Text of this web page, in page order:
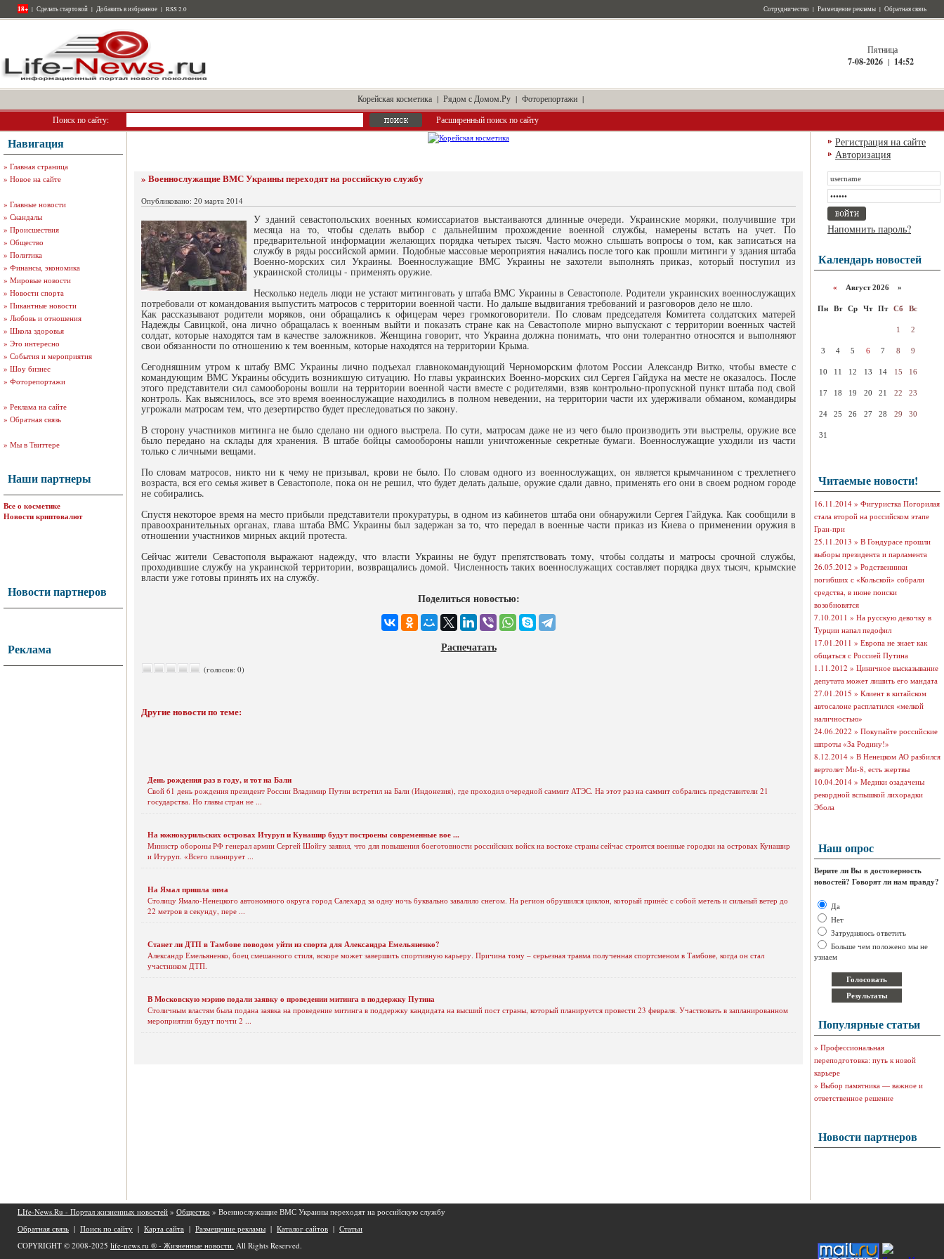
18+ | Сделать стартовой | Добавить в избранное | RSS 2.0 Сотрудничество | Размещение рекламы | Обратная связь
Пятница
7-08-2026 | 14:52
Корейская косметика | Рядом с Домом.Ру | Фоторепортажи |
Поиск по сайту:
Расширенный поиск по сайту
Навигация
» Главная страница
» Новое на сайте
» Главные новости
» Скандалы
» Происшествия
» Общество
» Политика
» Финансы, экономика
» Мировые новости
» Новости спорта
» Пикантные новости
» Любовь и отношения
» Школа здоровья
» Это интересно
» События и мероприятия
» Шоу бизнес
» Фоторепортажи
» Реклама на сайте
» Обратная связь
» Мы в Твиттере
Наши партнеры
Все о косметике
Новости криптовалют
Новости партнеров
Реклама
» Военнослужащие ВМС Украины переходят на российскую службу
Опубликовано: 20 марта 2014
У зданий севастопольских военных комиссариатов выстаиваются длинные очереди. Украинские моряки, получившие три
месяца на то, чтобы сделать выбор с дальнейшим прохождение военной службы, намерены встать на учет. По
предварительной информации желающих порядка четырех тысяч. Часто можно слышать вопросы о том, как записаться на
службу в ряды российской армии. Подобные массовые мероприятия начались после того как прошли митинги у здания штаба
Военно-морских сил Украины. Военнослужащие ВМС Украины не захотели выполнять приказ, который поступил из
украинской столицы - применять оружие.
Несколько недель люди не устают митинговать у штаба ВМС Украины в Севастополе. Родители украинских военнослужащих
потребовали от командования выпустить матросов с территории военной части. Но дальше выдвигания требований и разговоров дело не шло.
Как рассказывают родители моряков, они обращались к офицерам через громкоговорители. По словам председателя Комитета солдатских матерей
Надежды Савицкой, она лично обращалась к военным выйти и показать стране как на Севастополе мирно выпускают с территории военных частей
солдат, которые находятся там в качестве заложников. Женщина говорит, что Украина должна понимать, что они толерантно относятся и выполняют
свои обязанности по отношению к тем военным, которые находятся на территории Крыма.
Сегодняшним утром к штабу ВМС Украины лично подъехал главнокомандующий Черноморским флотом России Александр Витко, чтобы вместе с
командующим ВМС Украины обсудить возникшую ситуацию. Но главы украинских Военно-морских сил Сергея Гайдука на месте не оказалось. После
этого представители сил самообороны вошли на территории военной части вместе с родителями, взяв контрольно-пропускной пункт штаба под свой
контроль. Как выяснилось, все это время военнослужащие находились в полном неведении, на территории части их удерживали обманом, командиры
угрожали матросам тем, что дезертирство будет преследоваться по закону.
В сторону участников митинга не было сделано ни одного выстрела. По сути, матросам даже не из чего было производить эти выстрелы, оружие все
было передано на склады для хранения. В штабе бойцы самообороны нашли уничтоженные секретные бумаги. Военнослужащие уходили из части
только с личными вещами.
По словам матросов, никто ни к чему не призывал, крови не было. По словам одного из военнослужащих, он является крымчанином с трехлетнего
возраста, вся его семья живет в Севастополе, пока он не решил, что будет делать дальше, оружие сдали давно, применять его они в своем родном городе
не собирались.
Спустя некоторое время на место прибыли представители прокуратуры, в одном из кабинетов штаба они обнаружили Сергея Гайдука. Как сообщили в
правоохранительных органах, глава штаба ВМС Украины был задержан за то, что передал в военные части приказ из Киева о применении оружия в
отношении участников мирных акций протеста.
Сейчас жители Севастополя выражают надежду, что власти Украины не будут препятствовать тому, чтобы солдаты и матросы срочной службы,
проходившие службу на украинской территории, возвращались домой. Численность таких военнослужащих составляет порядка двух тысяч, крымские
власти уже готовы принять их на службу.
Поделиться новостью:
Распечатать
(голосов: 0)
Другие новости по теме:
День рождения раз в году, и тот на Бали
Свой 61 день рождения президент России Владимир Путин встретил на Бали (Индонезия), где проходил очередной саммит АТЭС. На этот раз на саммит собрались представители 21
государства. Но главы стран не ...
На южнокурильских островах Итуруп и Кунашир будут построены современные вое ...
Министр обороны РФ генерал армии Сергей Шойгу заявил, что для повышения боеготовности российских войск на востоке страны сейчас строятся военные городки на островах Кунашир
и Итуруп. «Всего планирует ...
На Ямал пришла зима
Столицу Ямало-Ненецкого автономного округа город Салехард за одну ночь буквально завалило снегом. На регион обрушился циклон, который принёс с собой метель и сильный ветер до
22 метров в секунду, пере ...
Станет ли ДТП в Тамбове поводом уйти из спорта для Александра Емельяненко?
Александр Емельяненко, боец смешанного стиля, вскоре может завершить спортивную карьеру. Причина тому – серьезная травма полученная спортсменом в Тамбове, когда он стал
участником ДТП.
В Московскую мэрию подали заявку о проведении митинга в поддержку Путина
Столичным властям была подана заявка на проведение митинга в поддержку кандидата на высший пост страны, который планируется провести 23 февраля. Участвовать в запланированном
мероприятии будут почти 2 ...
Регистрация на сайте
Авторизация
Напомнить пароль?
Календарь новостей
« Август 2026 »
Пн Вт Ср Чт Пт Сб Вс
1 2
3 4 5 6 7 8 9
10 11 12 13 14 15 16
17 18 19 20 21 22 23
24 25 26 27 28 29 30
31
Читаемые новости!
16.11.2014 » Фигуристка Погорилая
стала второй на российском этапе
Гран-при
25.11.2013 » В Гондурасе прошли
выборы президента и парламента
26.05.2012 » Родственники
погибших с «Кольской» собрали
средства, в июне поиски
возобновятся
7.10.2011 » На русскую девочку в
Турции напал педофил
17.01.2011 » Европа не знает как
общаться с Россией Путина
1.11.2012 » Циничное высказывание
депутата может лишить его мандата
27.01.2015 » Клиент в китайском
автосалоне расплатился «мелкой
наличностью»
24.06.2022 » Покупайте российские
шпроты «За Родину!»
8.12.2014 » В Ненецком АО разбился
вертолет Ми-8, есть жертвы
10.04.2014 » Медики озадачены
рекордной вспышкой лихорадки
Эбола
Наш опрос
Верите ли Вы в достоверность
новостей? Говорят ли нам правду?
Да
Нет
Затрудняюсь ответить
Больше чем положено мы не
узнаем
Популярные статьи
» Профессиональная
переподготовка: путь к новой
карьере
» Выбор памятника — важное и
ответственное решение
Новости партнеров
LIfe-News.Ru - Портал жизненных новостей » Общество » Военнослужащие ВМС Украины переходят на российскую службу
Обратная связь | Поиск по сайту | Карта сайта | Размещение рекламы | Каталог сайтов | Статьи
COPYRIGHT © 2008-2025 life-news.ru ® - Жизненные новости. All Rights Reserved.